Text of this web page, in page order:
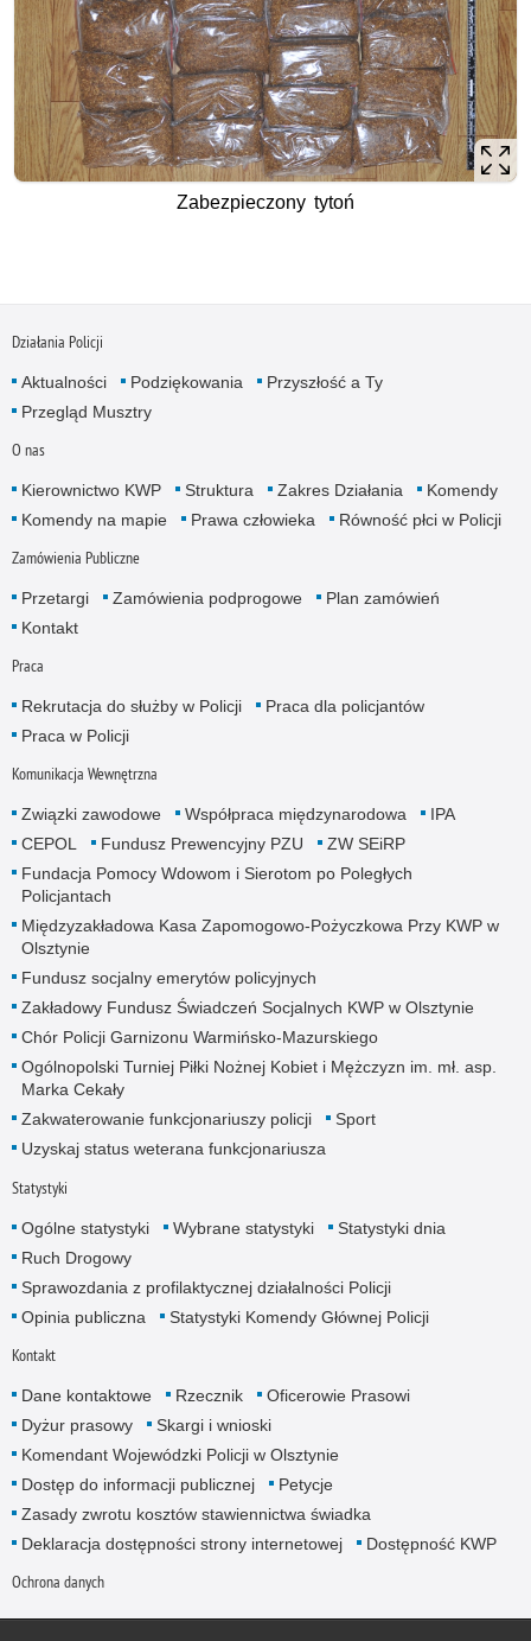
Zabezpieczony tytoń
Działania Policji
Aktualności Podziękowania
Przyszłość a Ty
Przegląd Musztry
O nas
Kierownictwo KWP Struktura Zakres Działania
Komendy
Komendy na mapie
Prawa człowieka Równość płci w Policji
Zamówienia Publiczne
Przetargi Zamówienia podprogowe
Plan zamówień
Kontakt
Praca
Rekrutacja do służby w Policji
Praca dla policjantów
Praca w Policji
Komunikacja Wewnętrzna
Związki zawodowe Współpraca międzynarodowa
IPA
CEPOL
Fundusz Prewencyjny PZU
ZW SEiRP
Fundacja Pomocy Wdowom i Sierotom po Poległych
Policjantach
Międzyzakładowa Kasa Zapomogowo-Pożyczkowa Przy KWP w
Olsztynie
Fundusz socjalny emerytów policyjnych
Zakładowy Fundusz Świadczeń Socjalnych KWP w Olsztynie
Chór Policji Garnizonu Warmińsko-Mazurskiego
Ogólnopolski Turniej Piłki Nożnej Kobiet i Mężczyzn im. mł. asp.
Marka Cekały
Zakwaterowanie funkcjonariuszy policji
Sport
Uzyskaj status weterana funkcjonariusza
Statystyki
Ogólne statystyki Wybrane statystyki
Statystyki dnia
Ruch Drogowy
Sprawozdania z profilaktycznej działalności Policji
Opinia publiczna
Statystyki Komendy Głównej Policji
Kontakt
Dane kontaktowe Rzecznik
Oficerowie Prasowi
Dyżur prasowy
Skargi i wnioski
Komendant Wojewódzki Policji w Olsztynie
Dostęp do informacji publicznej
Petycje
Zasady zwrotu kosztów stawiennictwa świadka
Deklaracja dostępności strony internetowej
Dostępność KWP
Ochrona danych